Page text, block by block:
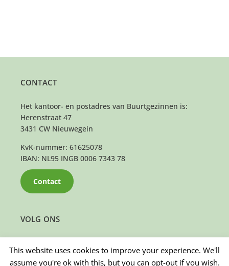
VOLG ONS
CONTACT
Het kantoor- en postadres van Buurtgezinnen is:
Herenstraat 47
3431 CW Nieuwegein
KvK-nummer: 61625078
IBAN: NL95 INGB 0006 7343 78
Contact
This website uses cookies to improve your experience. We'll
assume you're ok with this, but you can opt-out if you wish.